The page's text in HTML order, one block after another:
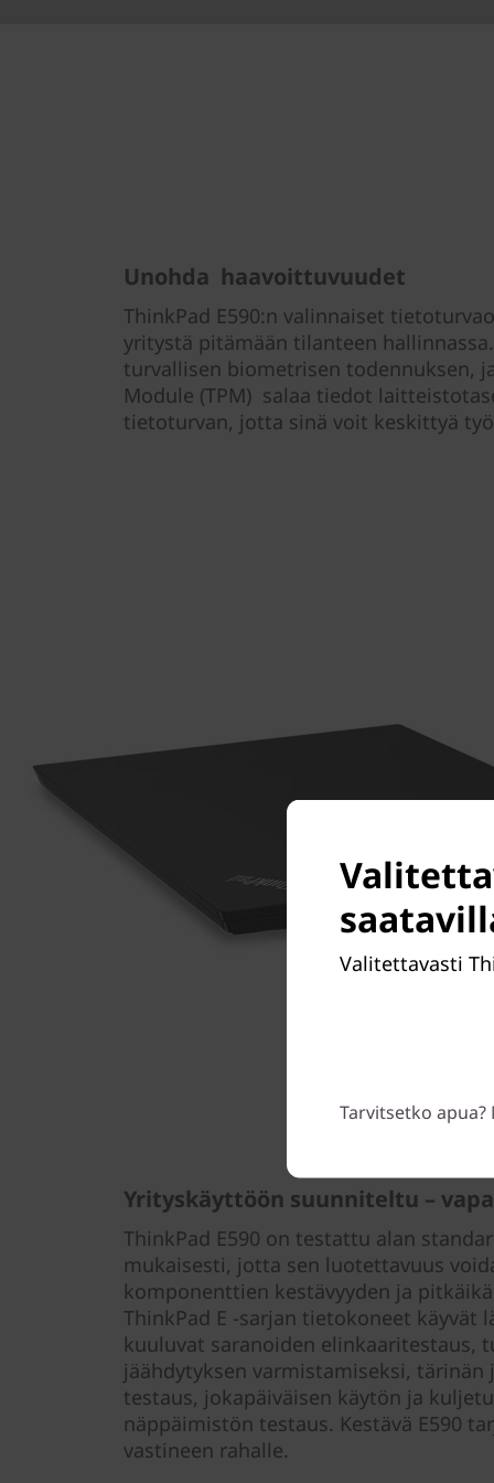
Unohda haavoittuvuudet
ThinkPad E590:n valinnaiset
yritystä pitämään tilanteen
turvallisen biometrisen todennuksen,
Module (TPM) salaa tiedot
tietoturvan, jotta sinä voit keskittyä
Yrityskäyttöön suunniteltu –
ThinkPad E590 on testattu alan
mukaisesti, jotta sen luotettavuus
komponenttien kestävyyden ja
ThinkPad E -sarjan tietokoneet käyvät
kuuluvat saranoiden elinkaaritestaus,
jäähdytyksen varmistamiseksi,
testaus, jokapäiväisen käytön ja
näppäimistön testaus. Kestävä E590
vastineen rahalle.
Valitettavasti
Tarvitsetko apua?